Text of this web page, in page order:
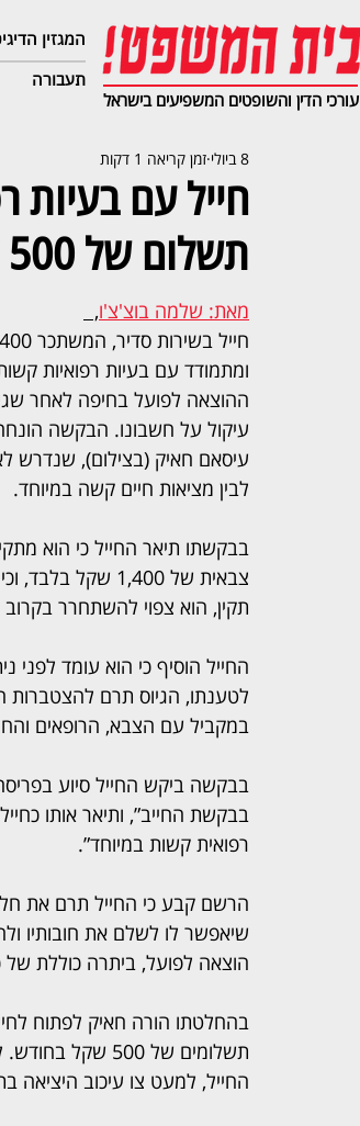
המגזין
תעבורה
עורכי הדין והשופטים המשפיעים בישראל
חייל עם
תשלום של 500 שקל בחודש
8 ביולי זמן קריאה 1 דקות
מאת: שלמה בוצ'צ'ו,
ומתמודד עם בעיות רפואיות
ההוצאה לפועל בחיפה לאחר
עיקול על חשבונו. הבקשה
עיסאם חאיק (בצילום), שנדרש
לבין מציאות חיים קשה במיוחד.
בבקשתו תיאר החייל כי הוא
צבאית של 1,400
תקין, הוא צפוי להשתחרר
החייל הוסיף כי הוא עומד
לטענתו, הגיוס תרם להצטברות
במקביל עם הצבא, הרופאים
בבקשה ביקש החייל סיוע
רפואית קשות במיוחד”.
הרשם קבע כי החייל תרם את
שיאפשר לו לשלם את חובותיו
הוצאה לפועל, ביתרה כוללת של כ־34 אלף
בהחלטתו הורה חאיק לפתוח
תשלומים של
החייל, למעט צו עיכוב היציאה